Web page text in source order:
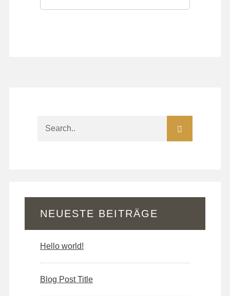
NEUESTE BEITRÄGE
Hello world!
Blog Post Title